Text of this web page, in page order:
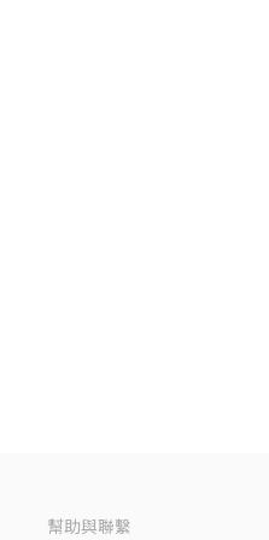
幫助與聯繫